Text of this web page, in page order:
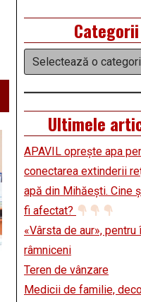
Categorii
Categorii
Ultimele
APAVIL oprește apa
conectarea extinderii
apă din Mihăești. Cine
fi afectat?
«Vârsta de aur», pentru
râmniceni
Teren de vânzare
Medicii de familie,